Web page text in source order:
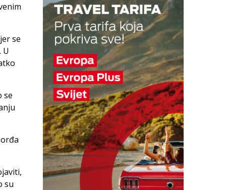
se
U
se
su